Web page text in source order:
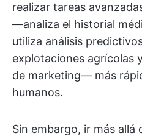
realizar tareas
—analiza el historial
utiliza análisis
explotaciones agrícolas
de marketing— más
humanos.
Sin embargo, ir más